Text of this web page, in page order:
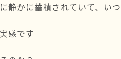
静かに蓄積されていて、いつ
感です